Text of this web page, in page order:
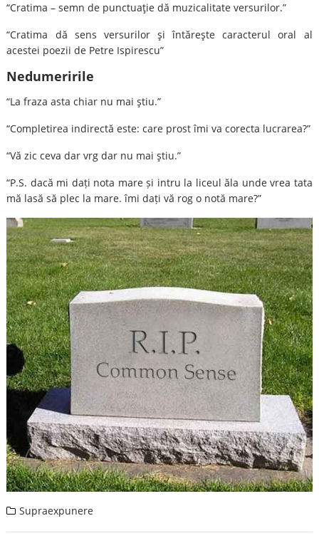
“Cratima – semn de punctuaţie dă muzicalitate versurilor.”
“Cratima dă sens versurilor şi întăreşte caracterul oral al
acestei poezii de Petre Ispirescu”
Nedumeririle
“La fraza asta chiar nu mai ştiu.”
“Completirea indirectă este: care prost îmi va corecta lucrarea?”
“Vă zic ceva dar vrg dar nu mai ştiu.”
“P.S. dacă mi dați nota mare și intru la liceul ăla unde vrea tata
mă lasă să plec la mare. îmi dați vă rog o notă mare?”
Supraexpunere